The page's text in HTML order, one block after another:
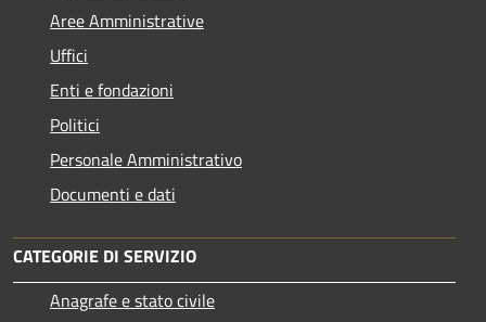
Aree Amministrative
Uffici
Enti e fondazioni
Politici
Personale Amministrativo
Documenti e dati
CATEGORIE DI SERVIZIO
Anagrafe e stato civile